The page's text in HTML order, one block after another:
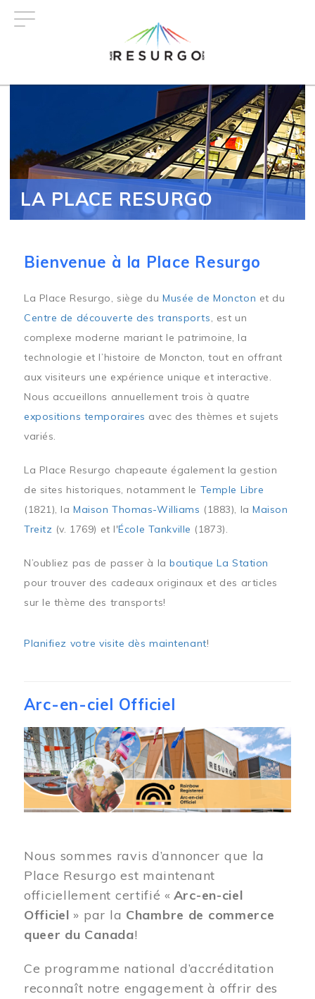
LA PLACE RESURGO
Bienvenue à la Place Resurgo
La Place Resurgo, siège duMusée de Moncton et du
Centre de découverte des transports, est un
complexe moderne mariant le patrimoine, la
technologie et l’histoire de Moncton, tout en offrant
aux visiteurs une expérience unique et interactive.
Nous accueillons annuellement trois à quatre
expositions temporaires avec des thèmes et sujets
variés.
La Place Resurgo chapeaute également la gestion
de sites historiques, notamment le Temple Libre
(1821), laMaison Thomas-Williams (1883), laMaison
Treitz (v. 1769) et l'École Tankville (1873).
N’oubliez pas de passer à laboutique La Station
pour trouver des cadeaux originaux et des articles
sur le thème des transports!
Planifiez votre visite dès maintenant!
Arc-en-ciel Officiel
Image
Nous sommes ravis d’annoncer que la
Place Resurgo est maintenant
officiellement certifié « Arc-en-ciel
Officiel » par la Chambre de commerce
queer du Canada!
Ce programme national d’accréditation
reconnaît notre engagement à offrir des